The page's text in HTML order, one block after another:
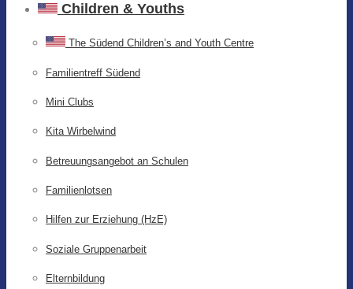
Children & Youths
The Südend Children’s and Youth Centre
Familientreff Südend
Mini Clubs
Kita Wirbelwind
Betreuungsangebot an Schulen
Familienlotsen
Hilfen zur Erziehung (HzE)
Soziale Gruppenarbeit
Elternbildung